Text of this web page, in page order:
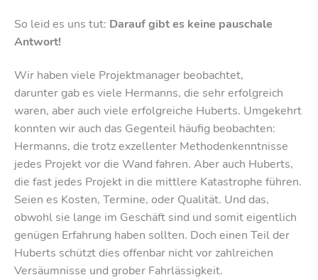
So leid es uns tut: Darauf gibt es keine pauschale
Antwort!
Wir haben viele Projektmanager beobachtet,
darunter gab es viele Hermanns, die sehr erfolgreich
waren, aber auch viele erfolgreiche Huberts. Umgekehrt
konnten wir auch das Gegenteil häufig beobachten:
Hermanns, die trotz exzellenter Methodenkenntnisse
jedes Projekt vor die Wand fahren. Aber auch Huberts,
die fast jedes Projekt in die mittlere Katastrophe führen.
Seien es Kosten, Termine, oder Qualität. Und das,
obwohl sie lange im Geschäft sind und somit eigentlich
genügen Erfahrung haben sollten. Doch einen Teil der
Huberts schützt dies offenbar nicht vor zahlreichen
Versäumnisse und grober Fahrlässigkeit.